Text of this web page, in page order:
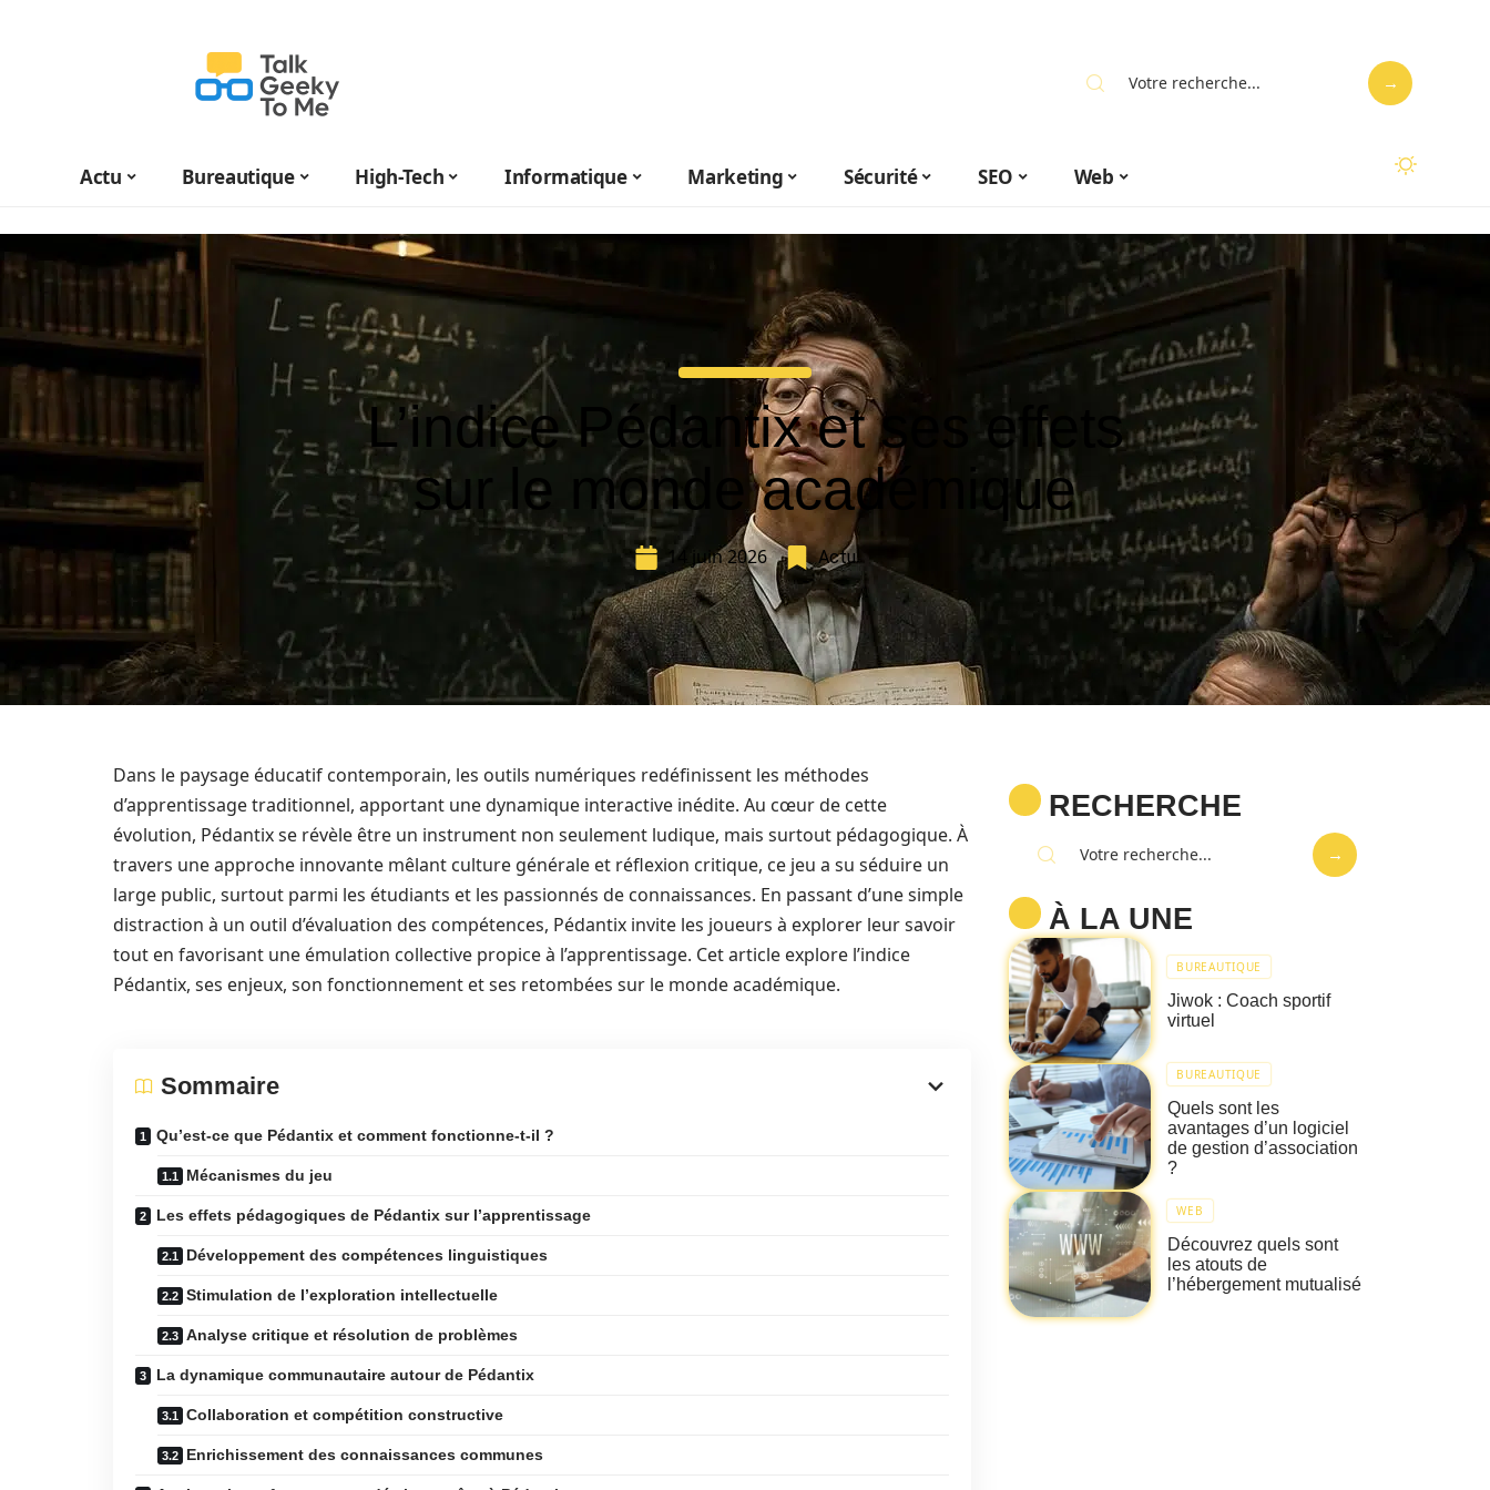
Actu Bureautique High-Tech Informatique Marketing Sécurité SEO Web
L’indice Pédantix et ses effets
sur le monde académique
14 juin 2026 Actu
Dans le paysage éducatif contemporain, les outils numériques redéfinissent les méthodes
d’apprentissage traditionnel, apportant une dynamique interactive inédite. Au cœur de cette
évolution, Pédantix se révèle être un instrument non seulement ludique, mais surtout pédagogique. À
travers une approche innovante mêlant culture générale et réflexion critique, ce jeu a su séduire un
large public, surtout parmi les étudiants et les passionnés de connaissances. En passant d’une simple
distraction à un outil d’évaluation des compétences, Pédantix invite les joueurs à explorer leur savoir
tout en favorisant une émulation collective propice à l’apprentissage. Cet article explore l’indice
Pédantix, ses enjeux, son fonctionnement et ses retombées sur le monde académique.
Sommaire
Qu’est-ce que Pédantix et comment fonctionne-t-il ?
Mécanismes du jeu
Les effets pédagogiques de Pédantix sur l’apprentissage
Développement des compétences linguistiques
Stimulation de l’exploration intellectuelle
Analyse critique et résolution de problèmes
La dynamique communautaire autour de Pédantix
Collaboration et compétition constructive
Enrichissement des connaissances communes
RECHERCHE
À LA UNE
BUREAUTIQUE
Jiwok : Coach sportif
virtuel
BUREAUTIQUE
Quels sont les
avantages d’un logiciel
de gestion d’association
?
WEB
Découvrez quels sont
les atouts de
l’hébergement mutualisé